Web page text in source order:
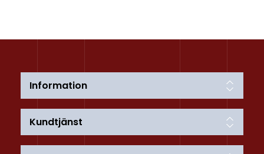
Information
Kundtjänst